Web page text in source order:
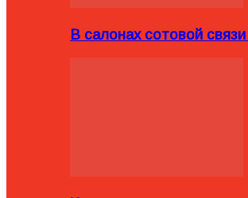
В салонах сотовой